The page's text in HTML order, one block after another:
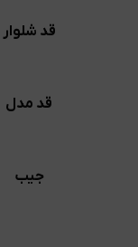
قد شلوار
قد مدل
جیب